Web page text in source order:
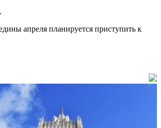
апреля планируется приступить к